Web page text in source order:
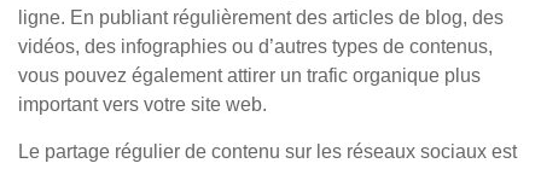
ligne. En publiant régulièrement des articles de blog, des
vidéos, des infographies ou d’autres types de contenus,
vous pouvez également attirer un trafic organique plus
important vers votre site web.
Le partage régulier de contenu sur les réseaux sociaux est